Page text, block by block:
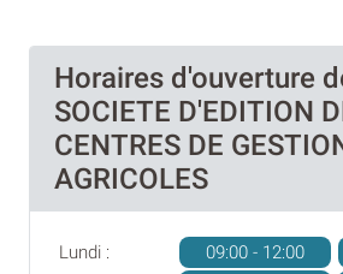
Horaires d'ouverture
SOCIETE D'EDITION
CENTRES DE
AGRICOLES
Lundi : 09:00 - 12:00